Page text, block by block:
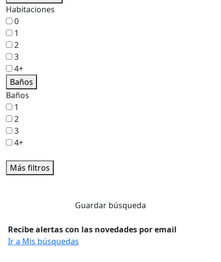
Habitaciones
0
1
2
3
4+
Baños
Baños
1
2
3
4+
Más filtros
Guardar búsqueda
Recibe alertas con las novedades por email
Ir a Mis búsquedas